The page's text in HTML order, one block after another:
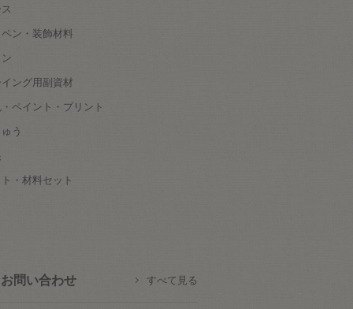
ン・装飾材料
ング用副資材
ペイント・プリント
う
・材料セット
お問い合わせ すべて見る